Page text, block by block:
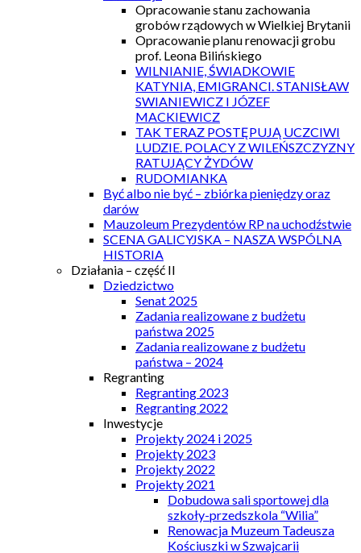
Opracowanie stanu zachowania
grobów rządowych w Wielkiej Brytanii
Opracowanie planu renowacji grobu
prof. Leona Bilińskiego
WILNIANIE, ŚWIADKOWIE
KATYNIA, EMIGRANCI. STANISŁAW
SWIANIEWICZ I JÓZEF
MACKIEWICZ
TAK TERAZ POSTĘPUJĄ UCZCIWI
LUDZIE. POLACY Z WILEŃSZCZYZNY
RATUJĄCY ŻYDÓW
RUDOMIANKA
Być albo nie być – zbiórka pieniędzy oraz
darów
Mauzoleum Prezydentów RP na uchodźstwie
SCENA GALICYJSKA – NASZA WSPÓLNA
HISTORIA
Działania – część II
Dziedzictwo
Senat 2025
Zadania realizowane z budżetu
państwa 2025
Zadania realizowane z budżetu
państwa – 2024
Regranting
Regranting 2023
Regranting 2022
Inwestycje
Projekty 2024 i 2025
Projekty 2023
Projekty 2022
Projekty 2021
Dobudowa sali sportowej dla
szkoły-przedszkola “Wilia”
Renowacja Muzeum Tadeusza
Kościuszki w Szwajcarii